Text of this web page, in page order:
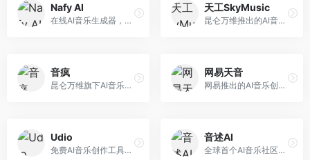
Nafy AI
在线AI音乐生成器，专注于快速音乐创作。面向内容创作者，支持多种风格音乐生成，操作简便，生成速度快，适合快速配乐需求。
天工SkyMusic
昆仑万维推出的AI音乐创作平台，基于天工大模型。面向音乐创作者，支持歌词生成、旋律创作、音乐编曲等服务，中文音乐创作能力强。
音疯
昆仑万维旗下AI音乐创作平台，专注于音乐内容生成。面向音乐爱好者和内容创作者，提供多种风格音乐生成，操作简便，创作速度快。
网易天音
网易推出的AI音乐创作工具，支持作词、作曲与编曲。面向音乐爱好者和独立音乐人，提供歌词生成、旋律创作、编曲制作等服务，与网易云音乐生态深度整合。
Udio
免费AI音乐创作工具，专注于高质量音乐生成。面向音乐创作者和内容制作者，支持多种音乐风格生成，音质专业，创作自由度高，适合专业音乐制作场景。
音述AI
全球首个AI音乐社区平台，整合创作与分享功能。面向音乐创作者和爱好者，提供音乐创作、作品分享、社区交流等服务，社区氛围活跃。